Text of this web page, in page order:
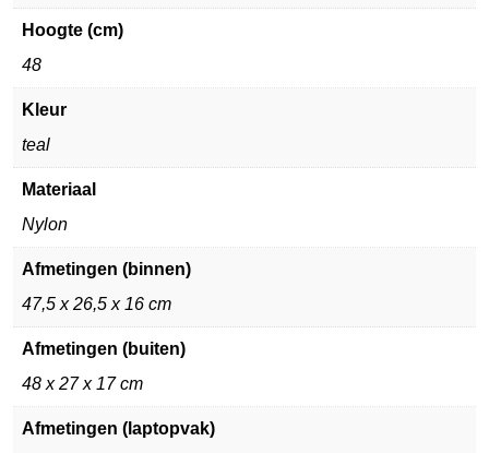
Hoogte (cm)
48
Kleur
teal
Materiaal
Nylon
Afmetingen (binnen)
47,5 x 26,5 x 16 cm
Afmetingen (buiten)
48 x 27 x 17 cm
Afmetingen (laptopvak)